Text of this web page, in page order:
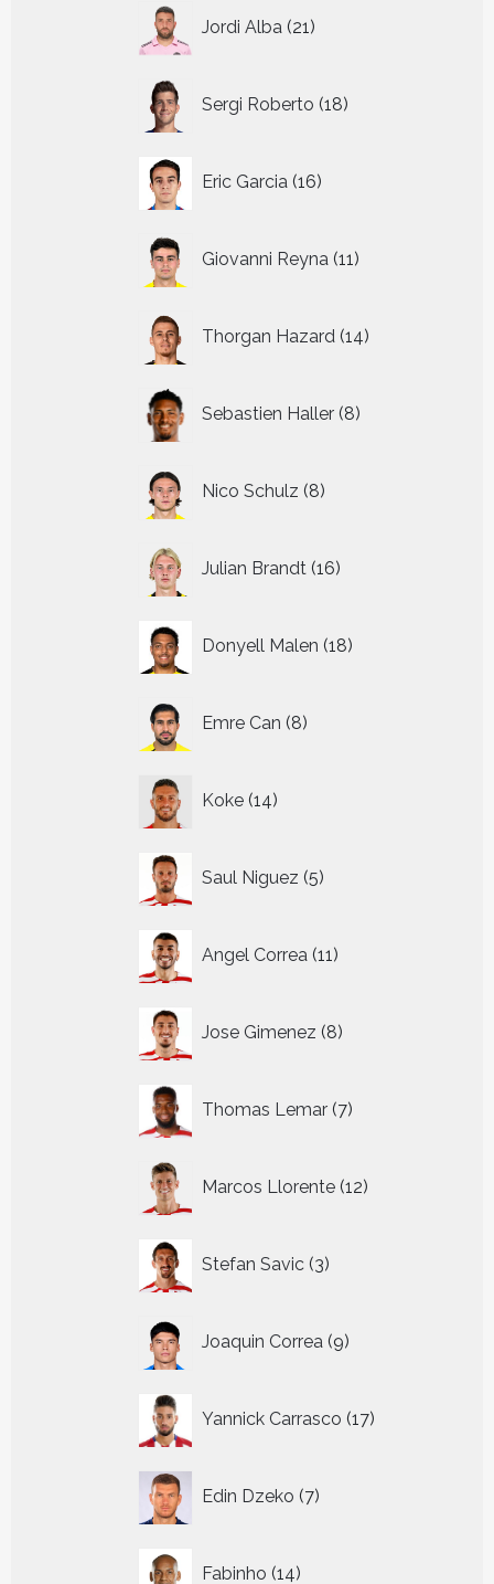
Jordi Alba 21
producten
Sergi Roberto 18
producten
Eric Garcia 16
producten
Giovanni Reyna 11
producten
Thorgan Hazard 14
producten
Sebastien Haller 8
producten
Nico Schulz 8
producten
Julian Brandt 16
producten
Donyell Malen 18
producten
Emre Can 8
producten
Koke 14
producten
Saul Niguez 5
producten
Angel Correa 11
producten
Jose Gimenez 8
producten
Thomas Lemar 7
producten
Marcos Llorente 12
producten
Stefan Savic 3
producten
Joaquin Correa 9
producten
Yannick Carrasco 17
producten
Edin Dzeko 7
producten
Fabinho 14